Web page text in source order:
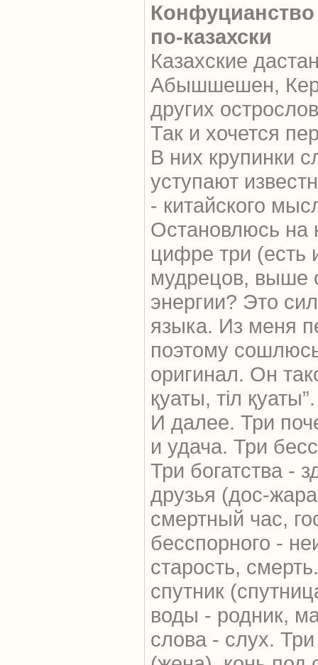
Конфуцианство
по-казахски
Казахские
Абышшешен,
других
Так и хочется
В них крупинки
уступают
- китайского
Остановлюсь на
цифре три (есть
мудрецов, выше
энергии? Это
языка. Из меня
поэтому
оригинал. Он
қуаты, тіл қуаты”.
И далее. Три
и удача. Три
Три богатства -
друзья (дос-
смертный час,
бесспорного -
старость,
спутник
воды - родник,
слова - слух.